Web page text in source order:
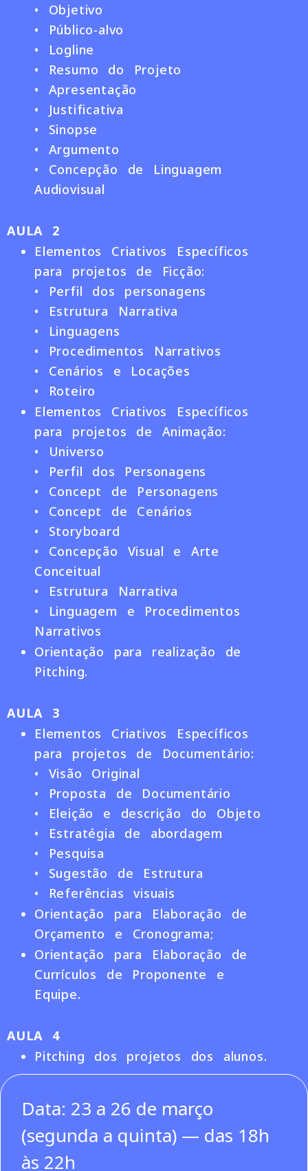
• Objetivo
• Público-alvo
• Logline
• Resumo do Projeto
• Apresentação
• Justificativa
• Sinopse
• Argumento
• Concepção de Linguagem
Audiovisual
AULA 2
Elementos Criativos Específicos
para projetos de Ficção:
• Perfil dos personagens
• Estrutura Narrativa
• Linguagens
• Procedimentos Narrativos
• Cenários e Locações
• Roteiro
Elementos Criativos Específicos
para projetos de Animação:
• Universo
• Perfil dos Personagens
• Concept de Personagens
• Concept de Cenários
• Storyboard
• Concepção Visual e Arte
Conceitual
• Estrutura Narrativa
• Linguagem e Procedimentos
Narrativos
Orientação para realização de
Pitching.
AULA 3
Elementos Criativos Específicos
para projetos de Documentário:
• Visão Original
• Proposta de Documentário
• Eleição e descrição do Objeto
• Estratégia de abordagem
• Pesquisa
• Sugestão de Estrutura
• Referências visuais
Orientação para Elaboração de
Orçamento e Cronograma;
Orientação para Elaboração de
Currículos de Proponente e
Equipe.
AULA 4
Pitching dos projetos dos alunos.
Data: 23 a 26 de março
(segunda a quinta) — das 18h
às 22h